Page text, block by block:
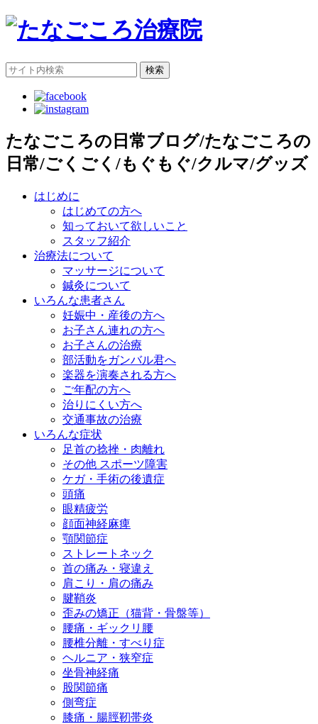
検索
たなごころの日常ブログ/たなごころの
日常/ごくごく/もぐもぐ/クルマ/グッズ
はじめに
はじめての方へ
知っておいて欲しいこと
スタッフ紹介
治療法について
マッサージについて
鍼灸について
いろんな患者さん
妊娠中・産後の方へ
お子さん連れの方へ
お子さんの治療
部活動をガンバル君へ
楽器を演奏される方へ
ご年配の方へ
治りにくい方へ
交通事故の治療
いろんな症状
足首の捻挫・肉離れ
その他 スポーツ障害
ケガ・手術の後遺症
頭痛
眼精疲労
顔面神経麻痺
顎関節症
ストレートネック
首の痛み・寝違え
肩こり・肩の痛み
腱鞘炎
歪みの矯正（猫背・骨盤等）
腰痛・ギックリ腰
腰椎分離・すべり症
ヘルニア・狭窄症
坐骨神経痛
股関節痛
側弯症
膝痛・腸脛靭帯炎